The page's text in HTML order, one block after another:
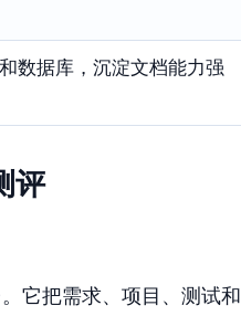
数据库，沉淀文档能力强
评
它把需求、项目、测试和